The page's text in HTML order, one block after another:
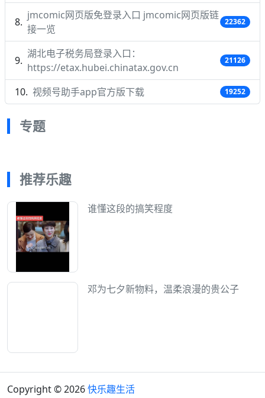
jmcomic网页版免登录入口 jmcomic网页版链
接一览
22362
湖北电子税务局登录入口：
https://etax.hubei.chinatax.gov.cn
21126
视频号助手app官方版下载 19252
专题
推荐乐趣
谁懂这段的搞笑程度
邓为七夕新物料，温柔浪漫的贵公子
Copyright © 2026快乐趣生活